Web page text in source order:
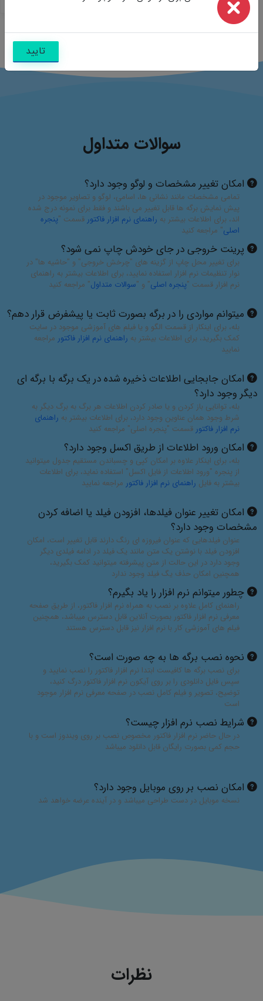
سوالات متداول
امکان تغییر مشخصات و لوگو وجود دارد؟
تمامی مشخصات مانند نشانی ها، اسامی، لوگو و تصاویر موجود در
پیش نمایش برگه ها قابل تغییر می باشند و فقط برای نمونه درج شده
اند، برای اطلاعات بیشتر به راهنمای نرم افزار فاکتور قسمت "پنجره
اصلی" مراجعه کنید
پرینت خروجی در جای خودش چاپ نمی شود؟
برای تغییر محل چاپ از گزینه های "چرخش خروجی" و "حاشیه ها" در
نوار تنظیمات نرم افزار استفاده نمایید، برای اطلاعات بیشتر به راهنمای
نرم افزار قسمت "پنجره اصلی" و "سوالات متداول" مراجعه کنید
میتوانم مواردی را در برگه بصورت ثابت یا پیشفرض قرار دهم؟
بله، برای اینکار از قسمت الگو و یا فیلم های آموزشی موجود در سایت
کمک بگیرید، برای اطلاعات بیشتر به راهنمای نرم افزار فاکتور مراجعه
نمایید
امکان جابجایی اطلاعات ذخیره شده در یک برگه با برگه ای
دیگر وجود دارد؟
بله، توانایی باز کردن و یا صادر کردن اطلاعات هر برگ به برگ دیگر به
شرط وجود همان عناوین وجود دارد، برای اطلاعات بیشتر به راهنمای
نرم افزار فاکتور قسمت "پنجره اصلی" مراجعه کنید
امکان ورود اطلاعات از طریق اکسل وجود دارد؟
بله، برای اینکار علاوه بر امکان کپی و چسباندن مستقیم جدول میتوانید
از پنجره "ورود اطلاعات از فایل اکسل" استفاده نماید، برای اطلاعات
بیشتر به فایل راهنمای نرم افزار فاکتور مراجعه نمایید
امکان تغییر عنوان فیلدها، افزودن فیلد یا اضافه کردن
مشخصات وجود دارد؟
عنوان فیلدهایی که عنوان فیروزه ای رنگ دارند قابل تغییر است، امکان
افزودن فیلد با نوشتن یک متن مانند یک فیلد در ادامه فیلدی دیگر
وجود دارد در این حالت از متن پیشرفته میتوانید کمک بگیرید،
همچنین امکان حذف یگ فیلد وجود ندارد
چطور میتوانم نرم افزار را یاد بگیرم؟
راهنمای کامل علاوه بر نصب به همراه نرم افزار فاکتور، از طریق صفحه
معرفی نرم افزار فاکتور بصورت آنلاین قابل دسترس میباشد، همچنین
فیلم های آموزشی کار با نرم افزار نیز قابل دسترس هستند
نحوه نصب برگه ها به چه صورت است؟
برای نصب برگه ها کافیست ابتدا نرم افزار فاکتور را نصب نمایید و
سپس فایل دانلودی را بر روی آیکون نرم افزار فاکتور درگ کنید،
توضیح، تصویر و فیلم کامل نصب در صفحه معرفی نرم افزار موجود
است
شرایط نصب نرم افزار چیست؟
در حال حاضر نرم افزار فاکتور مخصوص نصب بر روی ویندوز است و با
حجم کمی بصورت رایگان قابل دانلود میباشد
امکان نصب بر روی موبایل وجود دارد؟
نسخه موبایل در دست طراحی میباشد و در آینده عرضه خواهد شد
نظرات
تایید